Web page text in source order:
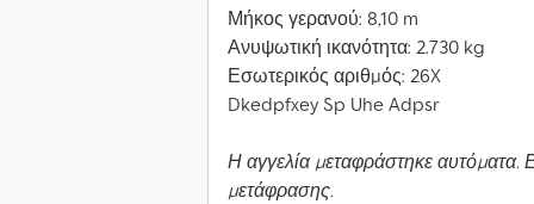
Μήκος γερανού: 8,10 m
Ανυψωτική ικανότητα: 2.730 kg
Εσωτερικός αριθμός: 26X
Dkedpfxey Sp Uhe Adpsr
Η αγγελία μεταφράστηκε
μετάφρασης.